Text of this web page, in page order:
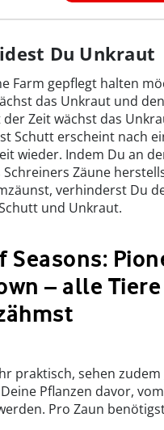
Du Unkraut
Farm gepflegt halten
das Unkraut und
Zeit wächst das
Schutt erscheint nach
wieder. Indem Du an
Schreiners Zäune
verhinderst Du
und Unkraut.
Seasons:
– alle
praktisch, sehen zudem
Pflanzen davor,
Pro Zaun